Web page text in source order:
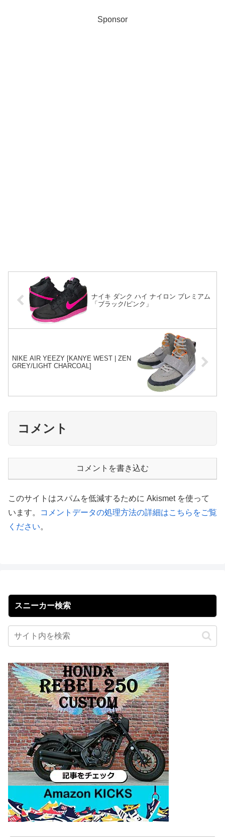
Sponsor
ナイキ ダンク ハイ ナイロン プレミアム
「ブラック/ピンク」
NIKE AIR YEEZY [KANYE WEST | ZEN
GREY/LIGHT CHARCOAL]
コメント
コメントを書き込む
このサイトはスパムを低減するために Akismet を使って
います。
コメントデータの処理方法の詳細はこちらをご覧
ください。
スニーカー検索